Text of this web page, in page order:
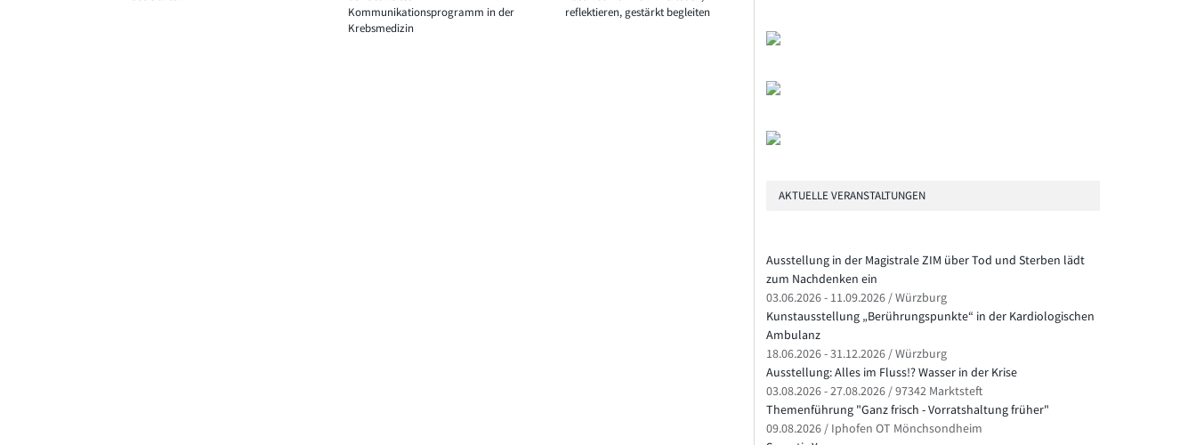
Kommunikationsprogramm in der
Krebsmedizin
reflektieren, gestärkt begleiten
AKTUELLE VERANSTALTUNGEN
Ausstellung in der Magistrale ZIM über Tod und Sterben lädt
zum Nachdenken ein
03.06.2026 - 11.09.2026 / Würzburg
Kunstausstellung „Berührungspunkte“ in der Kardiologischen
Ambulanz
18.06.2026 - 31.12.2026 / Würzburg
Ausstellung: Alles im Fluss!? Wasser in der Krise
03.08.2026 - 27.08.2026 / 97342 Marktsteft
Themenführung "Ganz frisch - Vorratshaltung früher"
09.08.2026 / Iphofen OT Mönchsondheim